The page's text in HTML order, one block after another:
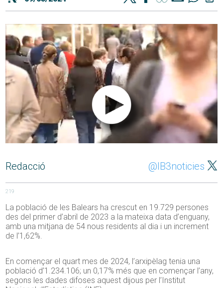
Redacció @IB3noticies
219
La població de les Balears ha crescut en 19.729 persones
des del primer d’abril de 2023 a la mateixa data d’enguany,
amb una mitjana de 54 nous residents al dia i un increment
de l’1,62%.
En començar el quart mes de 2024, l’arxipèlag tenia una
població d’1.234.106; un 0,17% més que en començar l’any,
segons les dades difoses aquest dijous per l’Institut